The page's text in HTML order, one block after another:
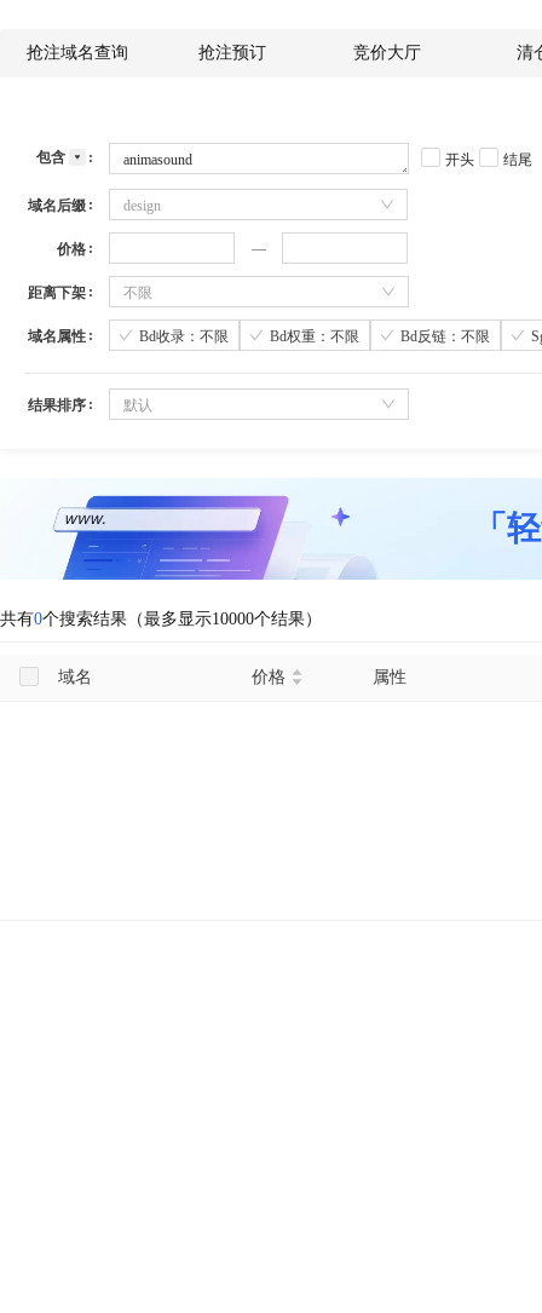
抢注域名查询 抢注预订 竞价大厅 清
包含 开头 结尾
域名后缀 design
价格
距离下架 不限
域名属性 Bd收录：不限 Bd权重：不限 Bd反链：不限
结果排序 默认
「
共有0个搜索结果（最多显示10000个结果）
域名 价格 属性